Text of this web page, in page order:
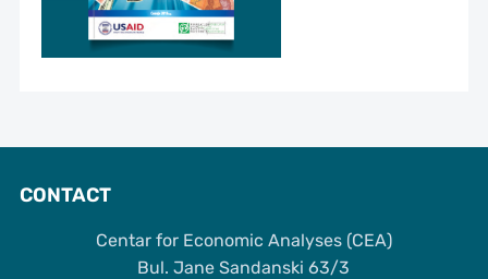
CONTACT
Centar for Economic Analyses (CEA)
Bul. Jane Sandanski 63/3